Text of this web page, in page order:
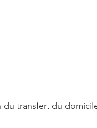
du transfert du